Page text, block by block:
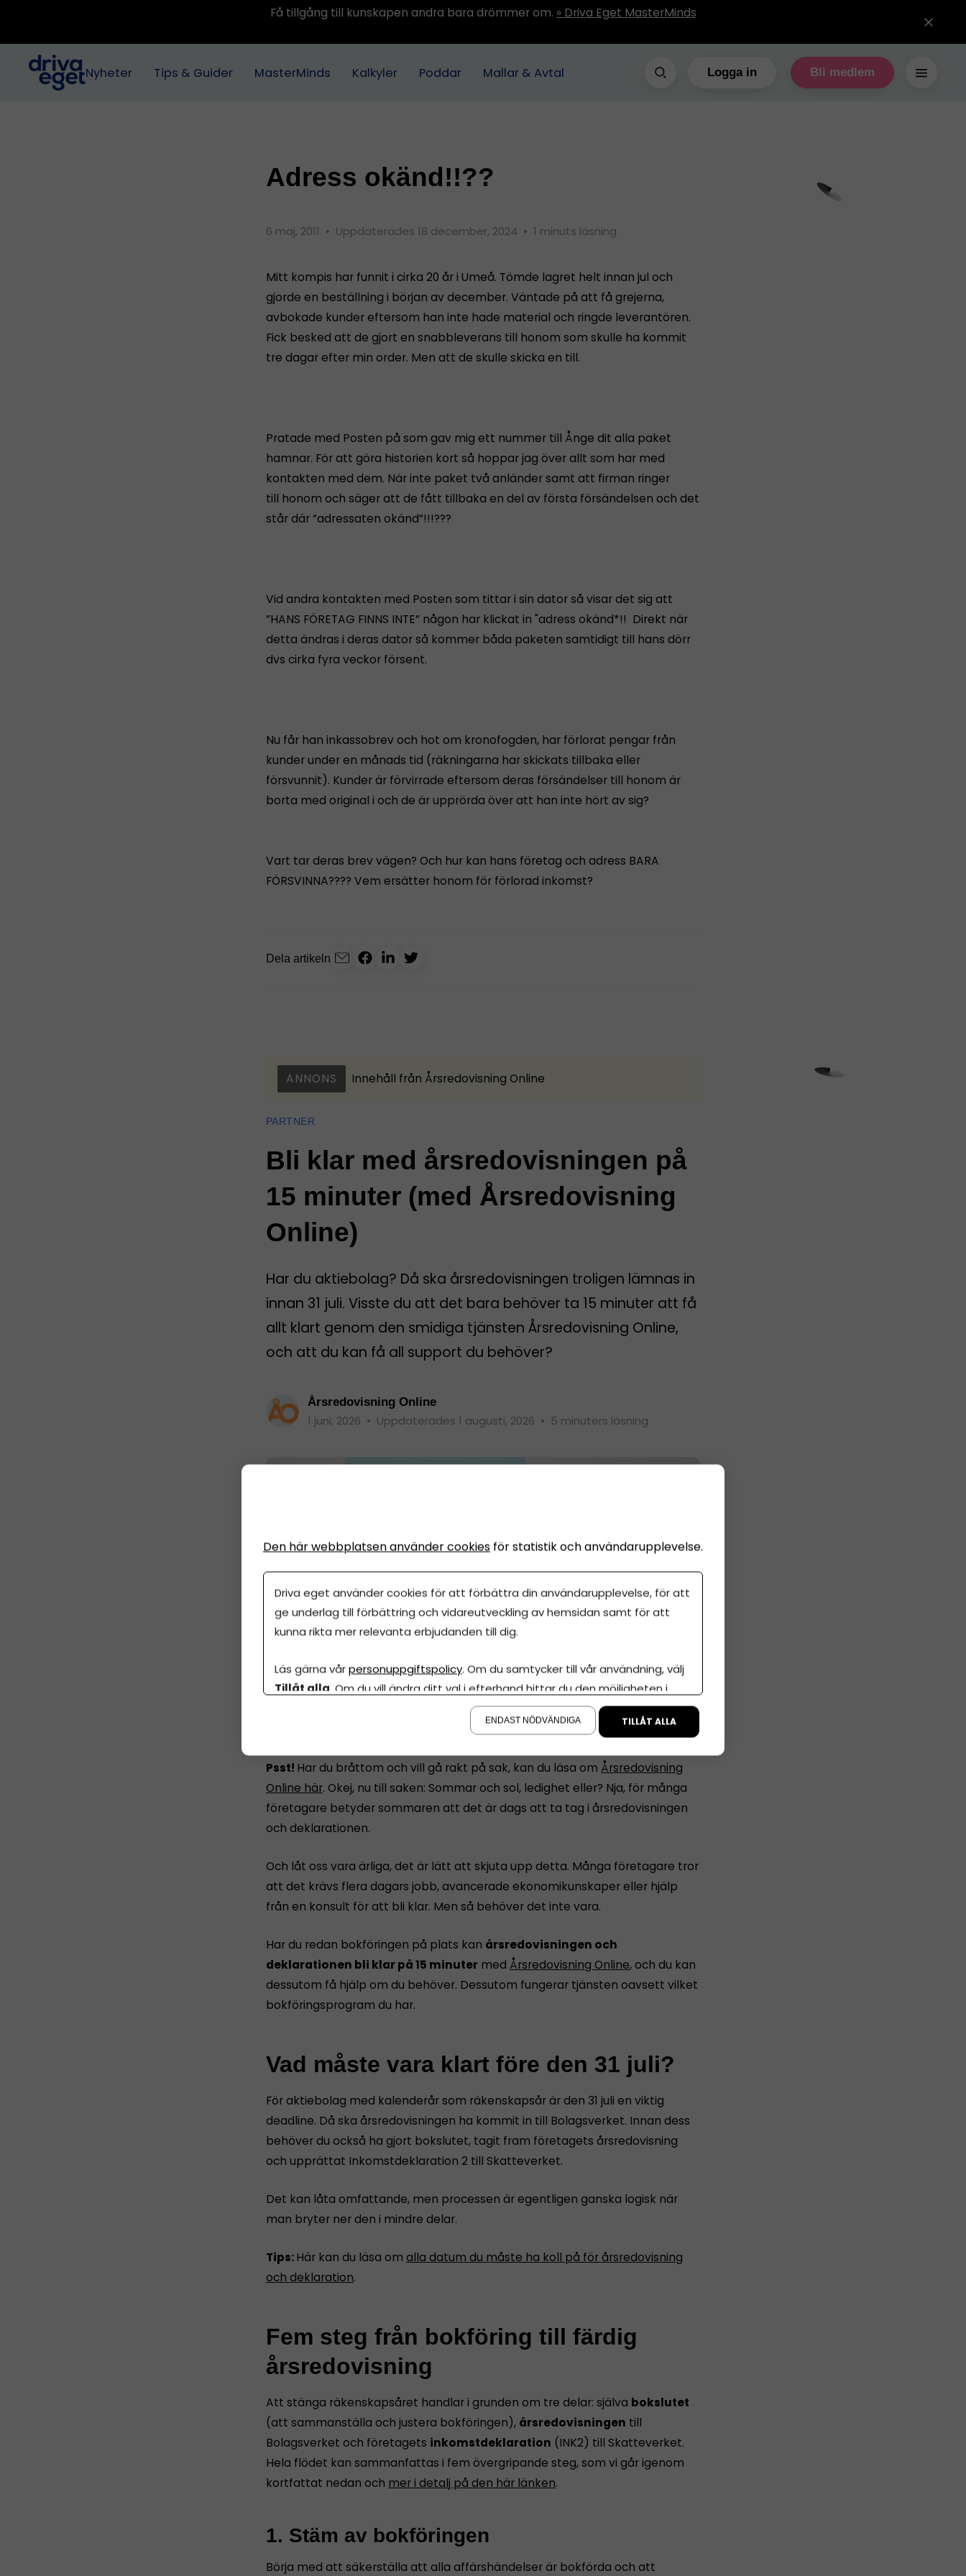
Få tillgång till kunskapen andra bara drömmer om. » Driva Eget MasterMinds
Nyheter Tips & Guider MasterMinds Kalkyler Poddar Mallar & Avtal Logga in Bli medlem
Adress okänd!!??
6 maj, 2011 • Uppdaterades 18 december, 2024 • 1 minuts läsning
Mitt kompis har funnit i cirka 20 år i Umeå. Tömde lagret helt innan jul och
gjorde en beställning i början av december. Väntade på att få grejerna,
avbokade kunder eftersom han inte hade material och ringde leverantören.
Fick besked att de gjort en snabbleverans till honom som skulle ha kommit
tre dagar efter min order. Men att de skulle skicka en till.
Pratade med Posten på som gav mig ett nummer till Ånge dit alla paket
hamnar. För att göra historien kort så hoppar jag över allt som har med
kontakten med dem. När inte paket två anländer samt att firman ringer
till honom och säger att de fått tillbaka en del av första försändelsen och det
står där ”adressaten okänd”!!!???
Vid andra kontakten med Posten som tittar i sin dator så visar det sig att
”HANS FÖRETAG FINNS INTE” någon har klickat in "adress okänd*!! Direkt när
detta ändras i deras dator så kommer båda paketen samtidigt till hans dörr
dvs cirka fyra veckor försent.
Nu får han inkassobrev och hot om kronofogden, har förlorat pengar från
kunder under en månads tid (räkningarna har skickats tillbaka eller
försvunnit). Kunder är förvirrade eftersom deras försändelser till honom är
borta med original i och de är upprörda över att han inte hört av sig?
Vart tar deras brev vägen? Och hur kan hans företag och adress BARA
FÖRSVINNA???? Vem ersätter honom för förlorad inkomst?
Dela artikeln
ANNONS Innehåll från Årsredovisning Online
PARTNER
Bli klar med årsredovisningen på
15 minuter (med Årsredovisning
Online)
Har du aktiebolag? Då ska årsredovisningen troligen lämnas in
innan 31 juli. Visste du att det bara behöver ta 15 minuter att få
allt klart genom den smidiga tjänsten Årsredovisning Online,
och att du kan få all support du behöver?
Årsredovisning Online
1 juni, 2026 • Uppdaterades 1 augusti, 2026 • 5 minuters läsning
Psst! Har du bråttom och vill gå rakt på sak, kan du läsa om Årsredovisning
Online här. Okej, nu till saken: Sommar och sol, ledighet eller? Nja, för många
företagare betyder sommaren att det är dags att ta tag i årsredovisningen
och deklarationen.
Och låt oss vara ärliga, det är lätt att skjuta upp detta. Många företagare tror
att det krävs flera dagars jobb, avancerade ekonomikunskaper eller hjälp
från en konsult för att bli klar. Men så behöver det inte vara.
Har du redan bokföringen på plats kan årsredovisningen och
deklarationen bli klar på 15 minuter med Årsredovisning Online, och du kan
dessutom få hjälp om du behöver. Dessutom fungerar tjänsten oavsett vilket
bokföringsprogram du har.
Vad måste vara klart före den 31 juli?
För aktiebolag med kalenderår som räkenskapsår är den 31 juli en viktig
deadline. Då ska årsredovisningen ha kommit in till Bolagsverket. Innan dess
behöver du också ha gjort bokslutet, tagit fram företagets årsredovisning
och upprättat Inkomstdeklaration 2 till Skatteverket.
Det kan låta omfattande, men processen är egentligen ganska logisk när
man bryter ner den i mindre delar.
Tips:Här kan du läsa om alla datum du måste ha koll på för årsredovisning
och deklaration.
Fem steg från bokföring till färdig
årsredovisning
Att stänga räkenskapsåret handlar i grunden om tre delar: själva bokslutet
(att sammanställa och justera bokföringen), årsredovisningen till
Bolagsverket och företagets inkomstdeklaration (INK2) till Skatteverket.
Hela flödet kan sammanfattas i fem övergripande steg, som vi går igenom
kortfattat nedan och mer i detalj på den här länken.
1. Stäm av bokföringen
Börja med att säkerställa att alla affärshändelser är bokförda och att
Den här webbplatsen använder cookies för statistik och användarupplevelse.
Driva eget använder cookies för att förbättra din användarupplevelse, för att
ge underlag till förbättring och vidareutveckling av hemsidan samt för att
kunna rikta mer relevanta erbjudanden till dig.
Läs gärna vårpersonuppgiftspolicy. Om du samtycker till vår användning, välj
Tillåt alla . Om du vill ändra ditt val i efterhand hittar du den möjligheten i
ENDAST NÖDVÄNDIGA TILLÅT ALLA